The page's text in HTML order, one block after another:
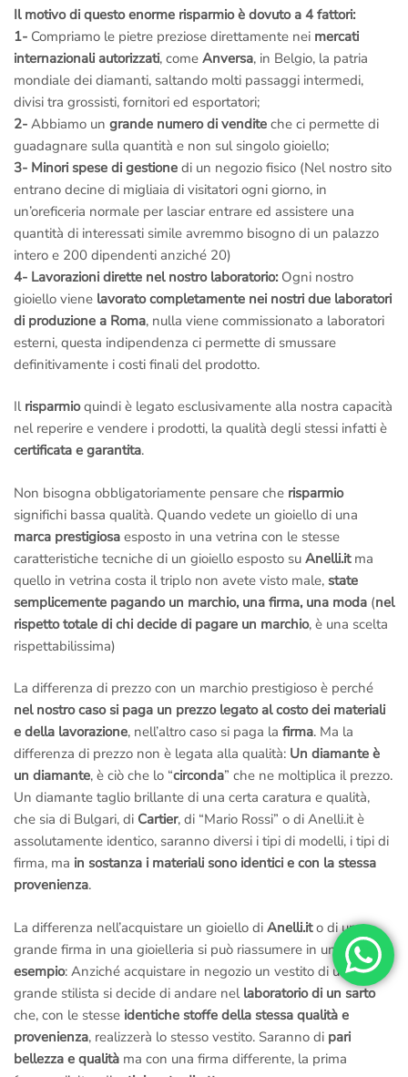
Il motivo di questo enorme risparmio è dovuto a 4 fattori:
1- Compriamo le pietre preziose direttamente nei mercati
internazionali autorizzati, come Anversa, in Belgio, la patria
mondiale dei diamanti, saltando molti passaggi intermedi,
divisi tra grossisti, fornitori ed esportatori;
2- Abbiamo un grande numero di vendite che ci permette di
guadagnare sulla quantità e non sul singolo gioiello;
3- Minori spese di gestione di un negozio fisico (Nel nostro sito
entrano decine di migliaia di visitatori ogni giorno, in
un’oreficeria normale per lasciar entrare ed assistere una
quantità di interessati simile avremmo bisogno di un palazzo
intero e 200 dipendenti anziché 20)
4- Lavorazioni dirette nel nostro laboratorio: Ogni nostro
gioiello viene lavorato completamente nei nostri due laboratori
di produzione a Roma, nulla viene commissionato a laboratori
esterni, questa indipendenza ci permette di smussare
definitivamente i costi finali del prodotto.
Il risparmioquindi è legato esclusivamente alla nostra capacità
nel reperire e vendere i prodotti, la qualità degli stessi infatti è
certificata e garantita.
Non bisogna obbligatoriamente pensare che risparmio
significhi bassa qualità. Quando vedete un gioiello di una
marca prestigiosa esposto in una vetrina con le stesse
caratteristiche tecniche di un gioiello esposto su Anelli.it ma
quello in vetrina costa il triplo non avete visto male, state
semplicemente pagando un marchio, una firma, una moda (nel
rispetto totale di chi decide di pagare un marchio, è una scelta
rispettabilissima)
La differenza di prezzo con un marchio prestigioso è perché
nel nostro caso si paga un prezzo legato al costo dei materiali
e della lavorazione, nell’altro caso si paga la firma. Ma la
differenza di prezzo non è legata alla qualità: Un diamante è
un diamante, è ciò che lo “circonda” che ne moltiplica il prezzo.
Un diamante taglio brillante di una certa caratura e qualità,
che sia di Bulgari, di Cartier, di “Mario Rossi” o di Anelli.it è
assolutamente identico, saranno diversi i tipi di modelli, i tipi di
firma, ma in sostanza i materiali sono identici e con la stessa
provenienza.
La differenza nell’acquistare un gioiello di Anelli.ito di una
grande firma in una gioielleria si può riassumere in un semplice
esempio: Anziché acquistare in negozio un vestito di un
grande stilista si decide di andare nellaboratorio di un sarto
che, con le stesse identiche stoffe della stessa qualità e
provenienza, realizzerà lo stesso vestito. Saranno di pari
bellezza e qualità ma con una firma differente, la prima